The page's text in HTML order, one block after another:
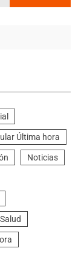
Última hora
Noticias
Salud